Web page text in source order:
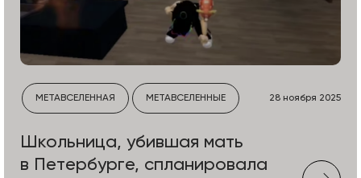
МЕТАВСЕЛЕННАЯ МЕТАВСЕЛЕННЫЕ 28 ноября 2025
Школьница, убившая мать
в Петербурге, спланировала